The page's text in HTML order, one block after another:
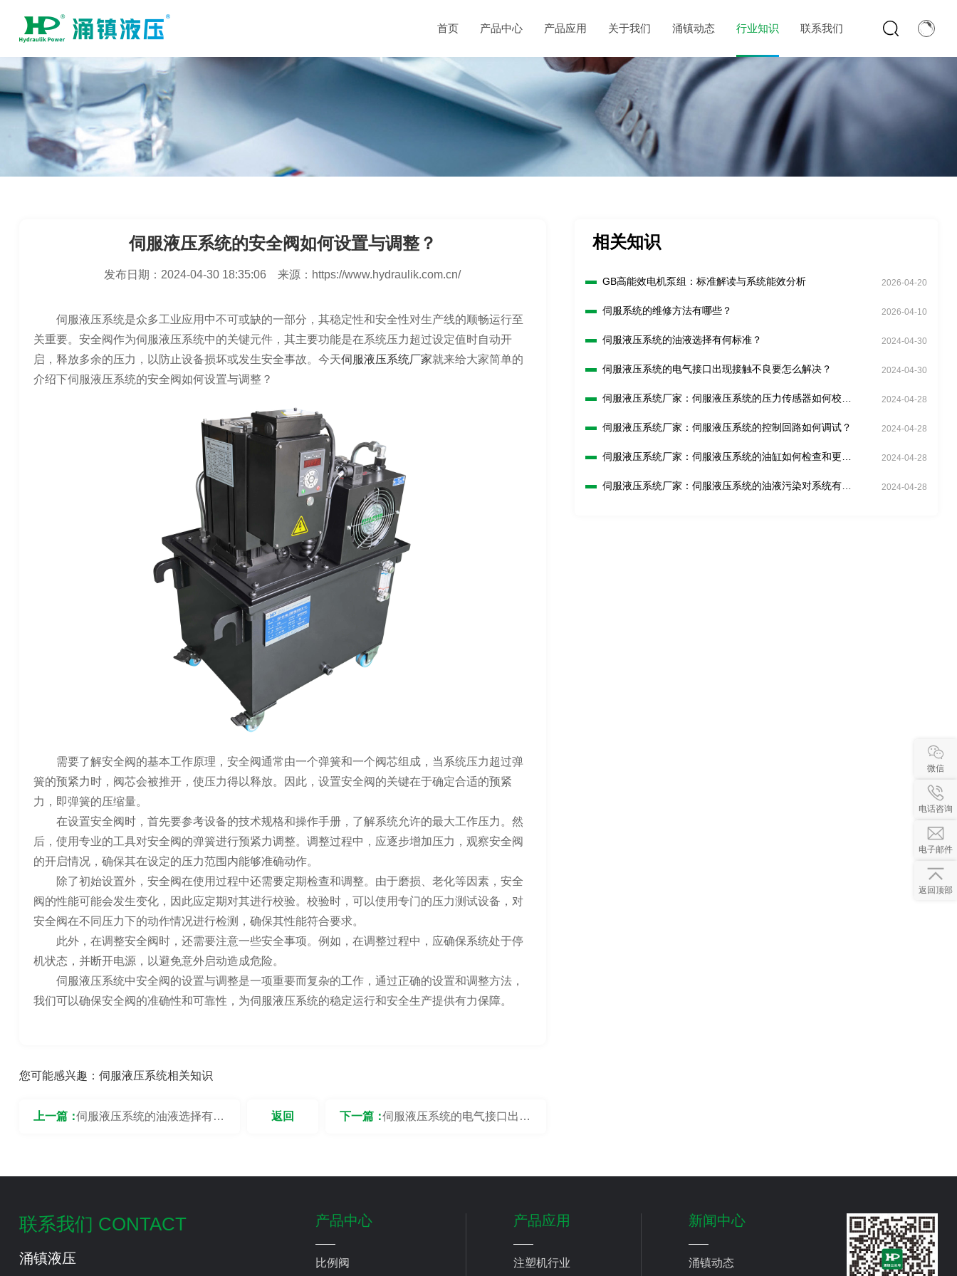
首页 产品中心 产品应用 关于我们 涌镇动态 行业知识 联系我们
伺服液压系统的安全阀如何设置与调整？
发布日期： 2024-04-30 18:35:06 来源： https://www.hydraulik.com.cn/
伺服液压系统是众多工业应用中不可或缺的一部分，其稳定性和安全性对生产线的顺畅运行至
关重要。安全阀作为伺服液压系统中的关键元件，其主要功能是在系统压力超过设定值时自动开
启，释放多余的压力，以防止设备损坏或发生安全事故。今天伺服液压系统厂家就来给大家简单的
介绍下伺服液压系统的安全阀如何设置与调整？
需要了解安全阀的基本工作原理，安全阀通常由一个弹簧和一个阀芯组成，当系统压力超过弹
簧的预紧力时，阀芯会被推开，使压力得以释放。因此，设置安全阀的关键在于确定合适的预紧
力，即弹簧的压缩量。
在设置安全阀时，首先要参考设备的技术规格和操作手册，了解系统允许的最大工作压力。然
后，使用专业的工具对安全阀的弹簧进行预紧力调整。调整过程中，应逐步增加压力，观察安全阀
的开启情况，确保其在设定的压力范围内能够准确动作。
除了初始设置外，安全阀在使用过程中还需要定期检查和调整。由于磨损、老化等因素，安全
阀的性能可能会发生变化，因此应定期对其进行校验。校验时，可以使用专门的压力测试设备，对
安全阀在不同压力下的动作情况进行检测，确保其性能符合要求。
此外，在调整安全阀时，还需要注意一些安全事项。例如，在调整过程中，应确保系统处于停
机状态，并断开电源，以避免意外启动造成危险。
伺服液压系统中安全阀的设置与调整是一项重要而复杂的工作，通过正确的设置和调整方法，
我们可以确保安全阀的准确性和可靠性，为伺服液压系统的稳定运行和安全生产提供有力保障。
您可能感兴趣： 伺服液压系统相关知识
上一篇：伺服液压系统的油液选择有何 下一篇：伺服液压系统的电气接口出现
返回
相关知识
GB高能效电机泵组：标准解读与系统能效分析 2026-04-20
伺服系统的维修方法有哪些？ 2026-04-10
伺服液压系统的油液选择有何标准？ 2024-04-30
伺服液压系统的电气接口出现接触不良要怎么解决？ 2024-04-30
伺服液压系统厂家：伺服液压系统的压力传感器如何校
2024-04-28
伺服液压系统厂家：伺服液压系统的控制回路如何调试？ 2024-04-28
伺服液压系统厂家：伺服液压系统的油缸如何检查和更
2024-04-28
伺服液压系统厂家：伺服液压系统的油液污染对系统有何
2024-04-28
联系我们 CONTACT
涌镇液压
产品中心
比例阀
产品应用
注塑机行业
新闻中心
涌镇动态
微信
电话咨询
电子邮件
返回顶部